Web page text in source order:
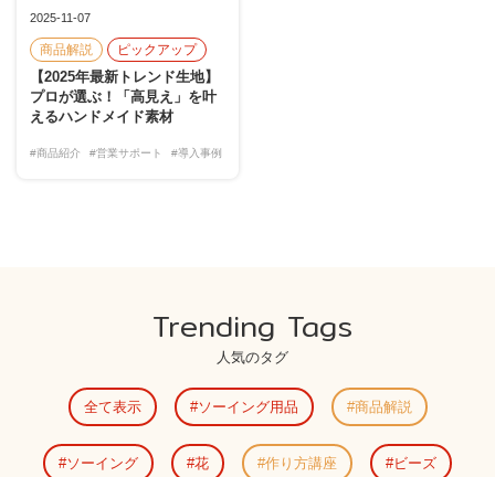
2025-11-07
商品解説 ピックアップ
【2025年最新トレンド生地】
プロが選ぶ！「高見え」を叶
えるハンドメイド素材
#商品紹介 #営業サポート #導入事例
Trending Tags
人気のタグ
全て表示 ソーイング用品 商品解説
ソーイング 花 作り方講座 ビーズ